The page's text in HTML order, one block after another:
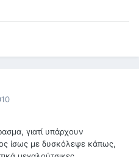
γιατί υπάρχουν
ίσως με δυσκόλεψε κάπως,